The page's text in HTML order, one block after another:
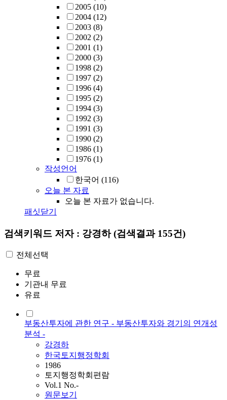
2005 (10)
2004 (12)
2003 (8)
2002 (2)
2001 (1)
2000 (3)
1998 (2)
1997 (2)
1996 (4)
1995 (2)
1994 (3)
1992 (3)
1991 (3)
1990 (2)
1986 (1)
1976 (1)
작성언어
한국어 (116)
오늘 본 자료
오늘 본 자료가 없습니다.
패싯닫기
검색키워드 저자 : 강경하(검색결과 155건)
전체선택
무료
기관내 무료
유료
부동산투자에 관한 연구 - 부동산투자와 경기의 연개성
분석 -
강경하
한국토지행정학회
1986
토지행정학회편람
Vol.1 No.-
원문보기